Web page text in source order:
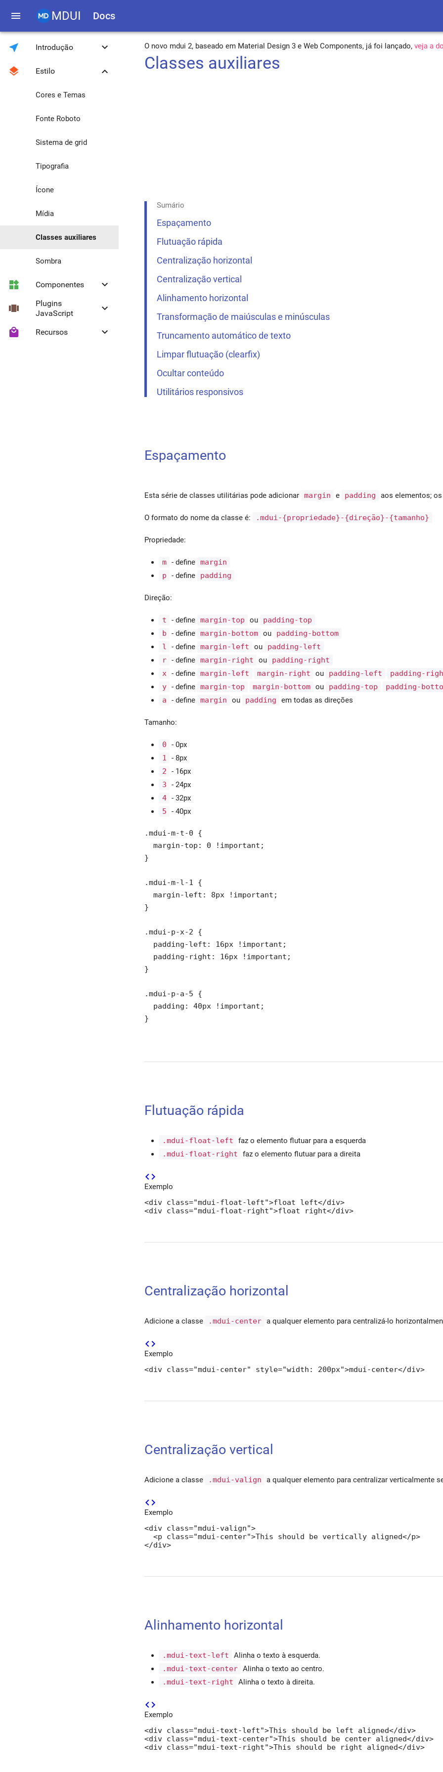
menu MDUI Docs
near_me Introdução keyboard_arrow_down
Introdução
Download
Compatibilidade
Biblioteca de
utilitários JavaScript
Métodos globais de
JavaScript
Migrando do 0.4.3
para o 1.0.0
layers Estilo keyboard_arrow_down
Cores e Temas
Fonte Roboto
Sistema de grid
Tipografia
Ícone
Mídia
Classes auxiliares
Sombra
widgets Componentes keyboard_arrow_down
Efeito ripple
Botão
view_carousel
Plugins
JavaScript
keyboard_arrow_down
Collapse
local_mall Recursos keyboard_arrow_down
O novo mdui 2, baseado em Material Design 3 e Web Components, já foi lançado,veja a
Classes auxiliares
Sumário
Espaçamento
Flutuação rápida
Centralização horizontal
Centralização vertical
Alinhamento horizontal
Transformação de maiúsculas e minúsculas
Truncamento automático de texto
Limpar flutuação (clearfix)
Ocultar conteúdo
Utilitários responsivos
Espaçamento
Esta série de classes utilitárias pode adicionar margin e padding aos elementos;
O formato do nome da classe é: .mdui-{propriedade}-{direção}-{tamanho}
Propriedade:
m - define margin
p
- define padding
Direção:
t - define margin-top ou
padding-top
b
- define margin-bottom ou
padding-bottom
l
- define margin-left ou
padding-left
r - define margin-right ou
padding-right
x - define margin-left margin-right ou padding-left
padding-
y - define margin-top margin-bottom ou padding-top
padding-
a
- define margin ou padding em todas as direções
Tamanho:
0
- 0px
1
- 8px
2
- 16px
3
- 24px
4 - 32px
5
- 40px
.mdui-m-t-0 {
  margin-top: 0 !important;
}
.mdui-m-l-1 {
  margin-left: 8px !important;
}
.mdui-p-x-2 {
  padding-left: 16px !important;
  padding-right: 16px !important;
}
.mdui-p-a-5 {
  padding: 40px !important;
}
Flutuação rápida
.mdui-float-left
faz o elemento flutuar para a esquerda
.mdui-float-right
faz o elemento flutuar para a direita
code
Exemplo
<div class="mdui-float-left">float left</div>
<div class="mdui-float-right">float right</div>
Centralização horizontal
Adicione a classe .mdui-center a qualquer elemento para centralizá-lo
code
Exemplo
<div class="mdui-center" style="width: 200px">mdui-center</div>
Centralização vertical
Adicione a classe .mdui-valign a qualquer elemento para centralizar verticalmente
code
Exemplo
<div class="mdui-valign">
  <p class="mdui-center">This should be vertically aligned</p>
</div>
Alinhamento horizontal
.mdui-text-left
Alinha o texto à esquerda.
.mdui-text-center Alinha o texto ao centro.
.mdui-text-right
Alinha o texto à direita.
code
Exemplo
<div class="mdui-text-left">This should be left aligned</div>
<div class="mdui-text-center">This should be center aligned</div>
<div class="mdui-text-right">This should be right aligned</div>